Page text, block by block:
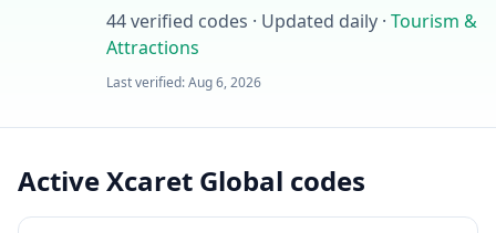
44verified codes · Updated daily · Tourism &
Attractions
Last verified:Aug 6, 2026
Active Xcaret Global codes